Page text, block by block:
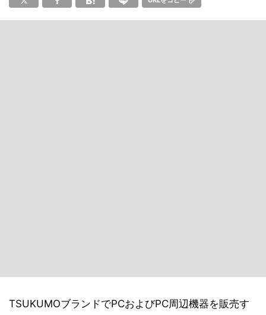
TSUKUMOブランドでPCおよびPC周辺機器を販売す